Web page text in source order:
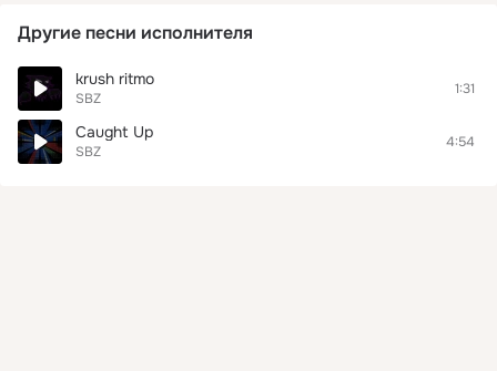
Другие песни исполнителя
krush ritmo
SBZ
1:31
Caught Up
SBZ
4:54